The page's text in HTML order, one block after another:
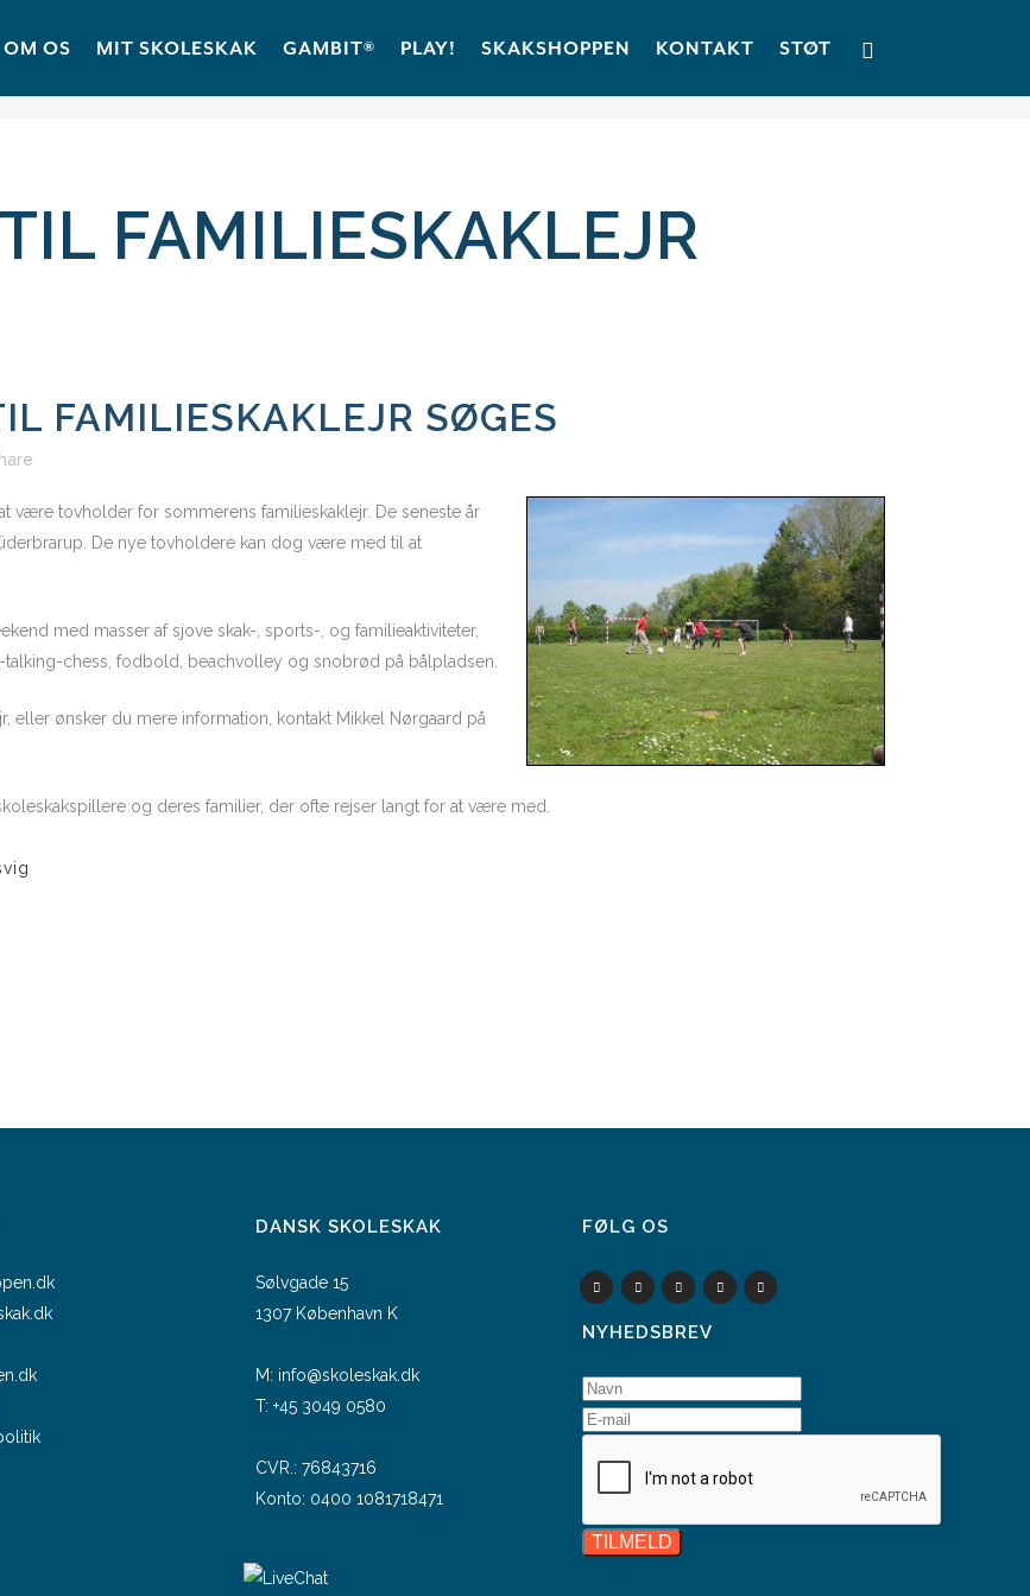
OM OS MIT SKOLESKAK GAMBIT® PLAY! SKAKSHOPPEN KONTAKT STØT
FAMILIESKAKLEJR
FAMILIESKAKLEJR SØGES
tovholder for sommerens familieskaklejr. De seneste år
De nye tovholdere kan dog være med til at
med masser af sjove skak-, sports-, og familieaktiviteter,
chess, fodbold, beachvolley og snobrød på bålpladsen.
eller ønsker du mere information, kontakt Mikkel Nørgaard på
og deres familier, der ofte rejser langt for at være med.
DANSK SKOLESKAK
Sølvgade 15
1307 København K
M: info@skoleskak.dk
T: +45 3049 0580
CVR.: 76843716
Konto: 0400 1081718471
FØLG OS
NYHEDSBREV